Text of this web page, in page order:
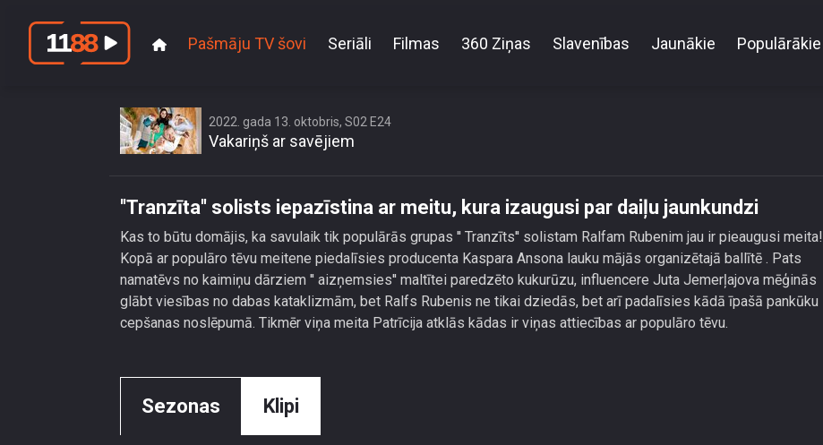
Pašmāju TV šovi Seriāli Filmas 360 Ziņas Slavenības Jaunākie Populārākie
2022. gada 13. oktobris, S02 E24
Vakariņš ar savējiem
''Tranzīta'' solists iepazīstina ar meitu, kura izaugusi par daiļu jaunkundzi
Kas to būtu domājis, ka savulaik tik populārās grupas '' Tranzīts'' solistam Ralfam Rubenim jau ir pieaugusi meita!
Kopā ar populāro tēvu meitene piedalīsies producenta Kaspara Ansona lauku mājās organizētajā ballītē . Pats
namatēvs no kaimiņu dārziem '' aizņemsies'' maltītei paredzēto kukurūzu, influencere Juta Jemerļajova mēģinās
glābt viesības no dabas kataklizmām, bet Ralfs Rubenis ne tikai dziedās, bet arī padalīsies kādā īpašā pankūku
cepšanas noslēpumā. Tikmēr viņa meita Patrīcija atklās kādas ir viņas attiecības ar populāro tēvu.
Sezonas Klipi